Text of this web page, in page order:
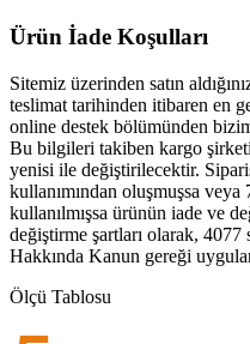
Ürün İade Koşulları
Sitemiz üzerinden satın
teslimat tarihinden itibaren en
online destek bölümünden
Bu bilgileri takiben kargo şirketi
yenisi ile değiştirilecektir.
kullanımından oluşmuşsa
kullanılmışsa ürünün iade ve
değiştirme şartları olarak, 4077
Hakkında Kanun gereği
Ölçü Tablosu